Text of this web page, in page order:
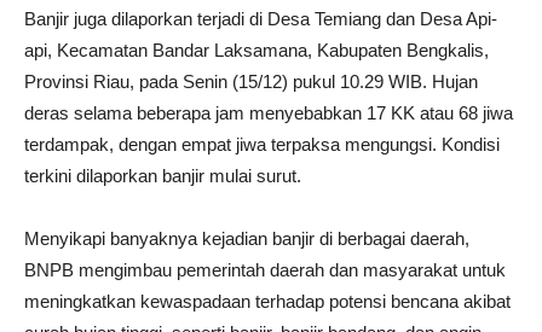
Banjir juga dilaporkan terjadi di Desa Temiang dan Desa Api-
api, Kecamatan Bandar Laksamana, Kabupaten Bengkalis,
Provinsi Riau, pada Senin (15/12) pukul 10.29 WIB. Hujan
deras selama beberapa jam menyebabkan 17 KK atau 68 jiwa
terdampak, dengan empat jiwa terpaksa mengungsi. Kondisi
terkini dilaporkan banjir mulai surut.
Menyikapi banyaknya kejadian banjir di berbagai daerah,
BNPB mengimbau pemerintah daerah dan masyarakat untuk
meningkatkan kewaspadaan terhadap potensi bencana akibat